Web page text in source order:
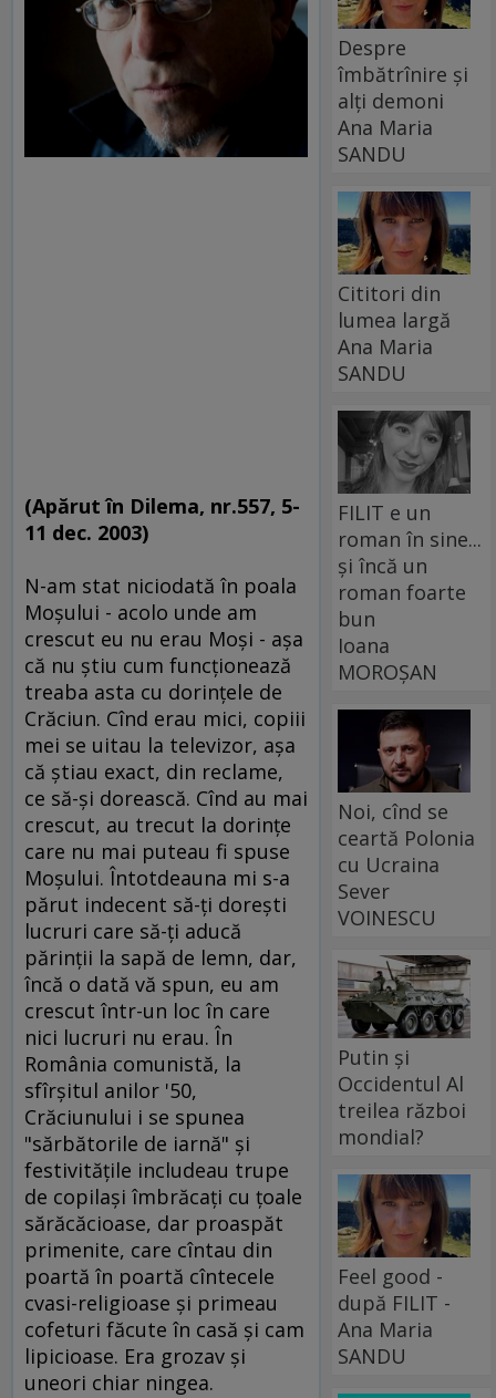
(Apărut în Dilema, nr.557, 5-
11 dec. 2003)
N-am stat niciodată în poala
Moşului - acolo unde am
crescut eu nu erau Moşi - aşa
că nu ştiu cum funcţionează
treaba asta cu dorinţele de
Crăciun. Cînd erau mici, copiii
mei se uitau la televizor, aşa
că ştiau exact, din reclame,
ce să-şi dorească. Cînd au mai
crescut, au trecut la dorinţe
care nu mai puteau fi spuse
Moşului. Întotdeauna mi s-a
părut indecent să-ţi doreşti
lucruri care să-ţi aducă
părinţii la sapă de lemn, dar,
încă o dată vă spun, eu am
crescut într-un loc în care
nici lucruri nu erau. În
România comunistă, la
sfîrşitul anilor '50,
Crăciunului i se spunea
"sărbătorile de iarnă" şi
festivităţile includeau trupe
de copilaşi îmbrăcaţi cu ţoale
sărăcăcioase, dar proaspăt
primenite, care cîntau din
poartă în poartă cîntecele
cvasi-religioase şi primeau
cofeturi făcute în casă şi cam
lipicioase. Era grozav şi
uneori chiar ningea.
Despre
îmbătrînire și
alți demoni
Ana Maria
SANDU
Cititori din
lumea largă
Ana Maria
SANDU
FILIT e un
roman în sine...
și încă un
roman foarte
bun
Ioana
MOROȘAN
Noi, cînd se
ceartă Polonia
cu Ucraina
Sever
VOINESCU
Putin și
Occidentul Al
treilea război
mondial?
Feel good -
după FILIT -
Ana Maria
SANDU